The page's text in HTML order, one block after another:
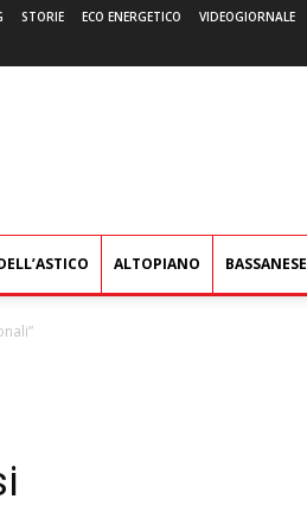
STORIE ECO ENERGETICO VIDEOGIORNALE
ALTOPIANO BASSANESE